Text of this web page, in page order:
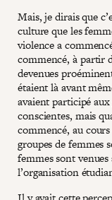
Mais, je dirais que
culture que les
violence a
commencé, à partir
devenues
étaient là avant
avaient participé
conscientes, mais
commencé, au
groupes de femmes
femmes sont
l’organisation